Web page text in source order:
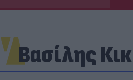
Βασίλης